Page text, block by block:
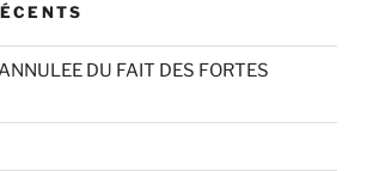
DU FAIT DES FORTES